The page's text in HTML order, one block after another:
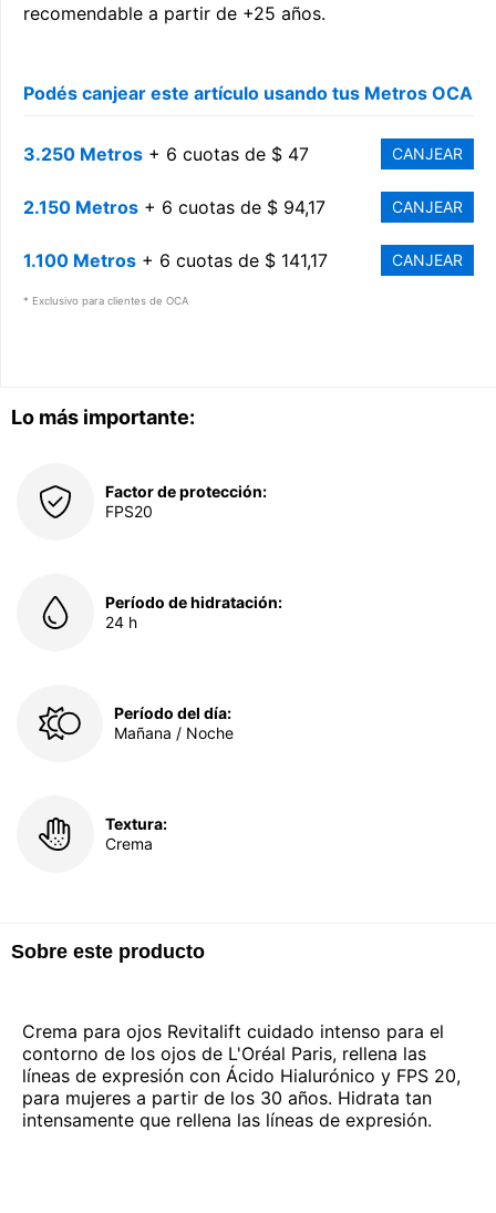
Lo más importante:
Factor de protección:
FPS20
Período de hidratación:
24 h
Período del día:
Mañana / Noche
Textura:
Crema
Sobre este producto
Crema para ojos Revitalift cuidado intenso para el
contorno de los ojos de L'Oréal Paris, rellena las
líneas de expresión con Ácido Hialurónico y FPS 20,
para mujeres a partir de los 30 años. Hidrata tan
intensamente que rellena las líneas de expresión.
recomendable a partir de +25 años.
Podés canjear este artículo usando tus Metros OCA
3.250 Metros + 6 cuotas de $ 47 CANJEAR
2.150 Metros + 6 cuotas de $ 94,17 CANJEAR
1.100 Metros + 6 cuotas de $ 141,17 CANJEAR
* Exclusivo para clientes de OCA